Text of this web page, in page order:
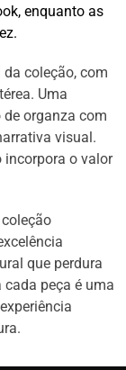
enquanto as
coleção, com
Uma
organza com
visual.
incorpora o valor
que perdura
cada peça é uma